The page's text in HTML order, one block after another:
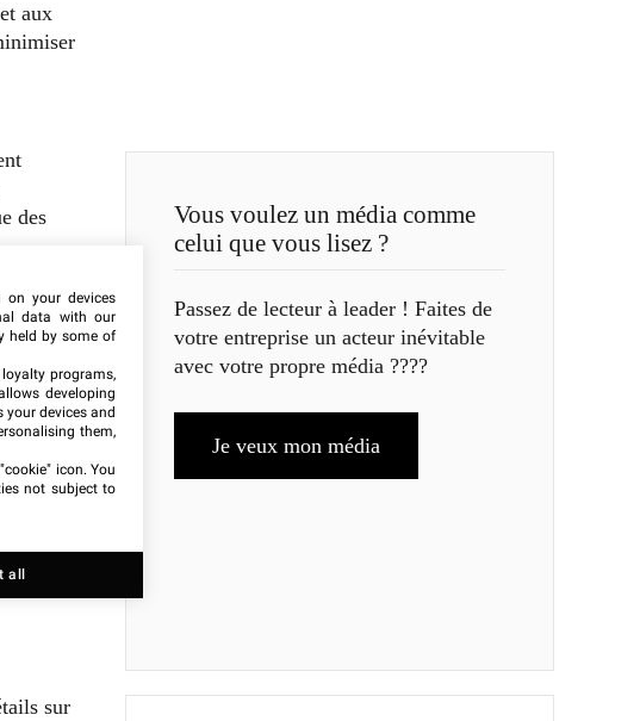
et aux
des
sur
Vous voulez un média comme
celui que vous lisez ?
Passez de lecteur à leader ! Faites de
votre entreprise un acteur inévitable
avec votre propre média ????
Je veux mon média
on your devices
data with our
held by some of
programs,
developing
devices and
them,
icon. You
not subject to
all